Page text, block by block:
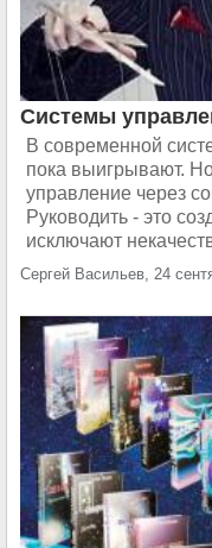
Системы
В современной
пока выигрывают.
управление через
Руководить - это
исключают
Сергей Васильев, 24